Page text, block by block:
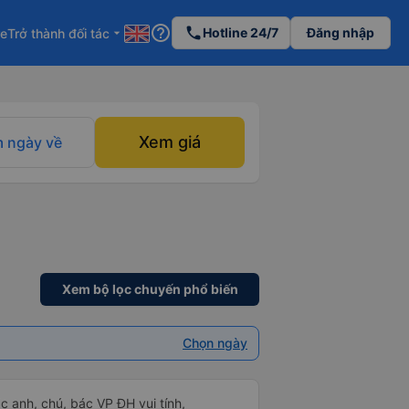
Trở thành đối tác arrow_drop_down help_outline phoneHotline 24/7 Đăng nhập
ngày về Xem giá
Xem bộ lọc chuyến phổ biến
Chọn ngày
anh, chú, bác VP ĐH vui tính,